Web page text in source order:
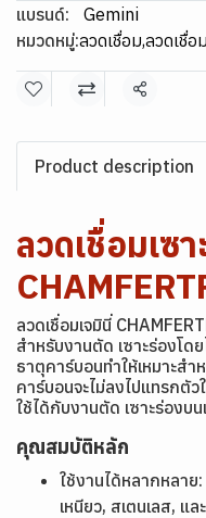
แบรนด์:
Gemini
หมวดหมู่:ลวดเชื่อม,ลวดเชื่
แชร์
Product description
ลวดเชื่อมเซ
ลวดเชื่อมเจมินี่
สำหรับงานตัด เซาะร่องโด
ธาตุคาร์บอนทำให้เหมาะสำ
คาร์บอนจะไม่ลงไปแทรกตัว
ใช้ได้กับงานตัด เซาะร่องบน
คุณสมบัติหลัก
ใช้งานได้หลากหลาย:
เหนียว, สเตนเลส, แล